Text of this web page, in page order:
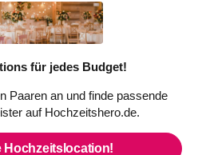
für jedes Budget!
Paaren an und finde passende
auf Hochzeitshero.de.
Hochzeitslocation!